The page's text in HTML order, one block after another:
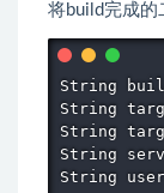
将build完成的
String
String
String
String
String